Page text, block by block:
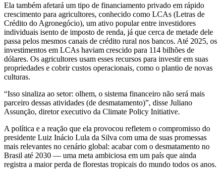
Ela também afetará um tipo de financiamento privado em rápido
crescimento para agricultores, conhecido como LCAs (Letras de
Crédito do Agronegócio), um ativo popular entre investidores
individuais isento de imposto de renda, já que cerca de metade dele
passa pelos mesmos canais de crédito rural nos bancos. Até 2025, os
investimentos em LCAs haviam crescido para 114 bilhões de
dólares. Os agricultores usam esses recursos para investir em suas
propriedades e cobrir custos operacionais, como o plantio de novas
culturas.
“Isso sinaliza ao setor: olhem, o sistema financeiro não será mais
parceiro dessas atividades (de desmatamento)”, disse Juliano
Assunção, diretor executivo da Climate Policy Initiative.
A política e a reação que ela provocou refletem o compromisso do
presidente Luiz Inácio Lula da Silva com uma de suas promessas
mais relevantes no cenário global: acabar com o desmatamento no
Brasil até 2030 — uma meta ambiciosa em um país que ainda
registra a maior perda de florestas tropicais do mundo todos os anos.